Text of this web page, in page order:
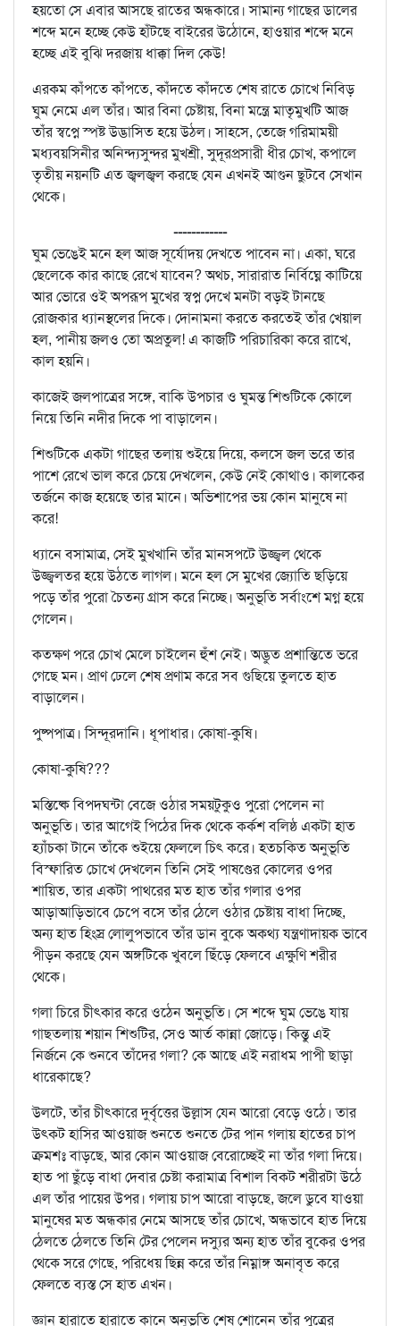
হয়তো সে এবার আসছে রাতের অন্ধকারে। সামান্য গাছের ডালের
শব্দে মনে হচ্ছে কেউ হাঁটছে বাইরের উঠোনে, হাওয়ার শব্দে মনে
হচ্ছে এই বুঝি দরজায় ধাক্কা দিল কেউ!
এরকম কাঁপতে কাঁপতে, কাঁদতে কাঁদতে শেষ রাতে চোখে নিবিড়
ঘুম নেমে এল তাঁর। আর বিনা চেষ্টায়, বিনা মন্ত্রে মাতৃমুখটি আজ
তাঁর স্বপ্নে স্পষ্ট উদ্ভাসিত হয়ে উঠল। সাহসে, তেজে গরিমাময়ী
মধ্যবয়সিনীর অনিন্দ্যসুন্দর মুখশ্রী, সুদূরপ্রসারী ধীর চোখ, কপালে
তৃতীয় নয়নটি এত জ্বলজ্বল করছে যেন এখনই আগুন ছুটবে সেখান
থেকে।
------------
ঘুম ভেঙেই মনে হল আজ সূর্যোদয় দেখতে পাবেন না। একা, ঘরে
ছেলেকে কার কাছে রেখে যাবেন? অথচ, সারারাত নির্বিঘ্নে কাটিয়ে
আর ভোরে ওই অপরূপ মুখের স্বপ্ন দেখে মনটা বড়ই টানছে
রোজকার ধ্যানস্থলের দিকে। দোনামনা করতে করতেই তাঁর খেয়াল
হল, পানীয় জলও তো অপ্রতুল! এ কাজটি পরিচারিকা করে রাখে,
কাল হয়নি।
কাজেই জলপাত্রের সঙ্গে, বাকি উপচার ও ঘুমন্ত শিশুটিকে কোলে
নিয়ে তিনি নদীর দিকে পা বাড়ালেন।
শিশুটিকে একটা গাছের তলায় শুইয়ে দিয়ে, কলসে জল ভরে তার
পাশে রেখে ভাল করে চেয়ে দেখলেন, কেউ নেই কোথাও। কালকের
তর্জনে কাজ হয়েছে তার মানে। অভিশাপের ভয় কোন মানুষে না
করে!
ধ্যানে বসামাত্র, সেই মুখখানি তাঁর মানসপটে উজ্জ্বল থেকে
উজ্জ্বলতর হয়ে উঠতে লাগল। মনে হল সে মুখের জ্যোতি ছড়িয়ে
পড়ে তাঁর পুরো চৈতন্য গ্রাস করে নিচ্ছে। অনুভূতি সর্বাংশে মগ্ন হয়ে
গেলেন।
কতক্ষণ পরে চোখ মেলে চাইলেন হুঁশ নেই। অদ্ভুত প্রশান্তিতে ভরে
গেছে মন। প্রাণ ঢেলে শেষ প্রণাম করে সব গুছিয়ে তুলতে হাত
বাড়ালেন।
পুষ্পপাত্র। সিন্দূরদানি। ধূপাধার। কোষা-কুষি।
কোষা-কুষি???
মস্তিষ্কে বিপদঘন্টা বেজে ওঠার সময়টুকুও পুরো পেলেন না
অনুভূতি। তার আগেই পিঠের দিক থেকে কর্কশ বলিষ্ঠ একটা হাত
হ্যাঁচকা টানে তাঁকে শুইয়ে ফেললে চিৎ করে। হতচকিত অনুভূতি
বিস্ফারিত চোখে দেখলেন তিনি সেই পাষণ্ডের কোলের ওপর
শায়িত, তার একটা পাথরের মত হাত তাঁর গলার ওপর
আড়াআড়িভাবে চেপে বসে তাঁর ঠেলে ওঠার চেষ্টায় বাধা দিচ্ছে,
অন্য হাত হিংস্র লোলুপভাবে তাঁর ডান বুকে অকথ্য যন্ত্রণাদায়ক ভাবে
পীড়ন করছে যেন অঙ্গটিকে খুবলে ছিঁড়ে ফেলবে এক্ষুণি শরীর
থেকে।
গলা চিরে চীৎকার করে ওঠেন অনুভূতি। সে শব্দে ঘুম ভেঙে যায়
গাছতলায় শয়ান শিশুটির, সেও আর্ত কান্না জোড়ে। কিন্তু এই
নির্জনে কে শুনবে তাঁদের গলা? কে আছে এই নরাধম পাপী ছাড়া
ধারেকাছে?
উলটে, তাঁর চীৎকারে দুর্বৃত্তের উল্লাস যেন আরো বেড়ে ওঠে। তার
উৎকট হাসির আওয়াজ শুনতে শুনতে টের পান গলায় হাতের চাপ
ক্রমশঃ বাড়ছে, আর কোন আওয়াজ বেরোচ্ছেই না তাঁর গলা দিয়ে।
হাত পা ছুঁড়ে বাধা দেবার চেষ্টা করামাত্র বিশাল বিকট শরীরটা উঠে
এল তাঁর পায়ের উপর। গলায় চাপ আরো বাড়ছে, জলে ডুবে যাওয়া
মানুষের মত অন্ধকার নেমে আসছে তাঁর চোখে, অন্ধভাবে হাত দিয়ে
ঠেলতে ঠেলতে তিনি টের পেলেন দস্যুর অন্য হাত তাঁর বুকের ওপর
থেকে সরে গেছে, পরিধেয় ছিন্ন করে তাঁর নিম্নাঙ্গ অনাবৃত করে
ফেলতে ব্যস্ত সে হাত এখন।
জ্ঞান হারাতে হারাতে কানে অনুভূতি শেষ শোনেন তাঁর পুত্রের